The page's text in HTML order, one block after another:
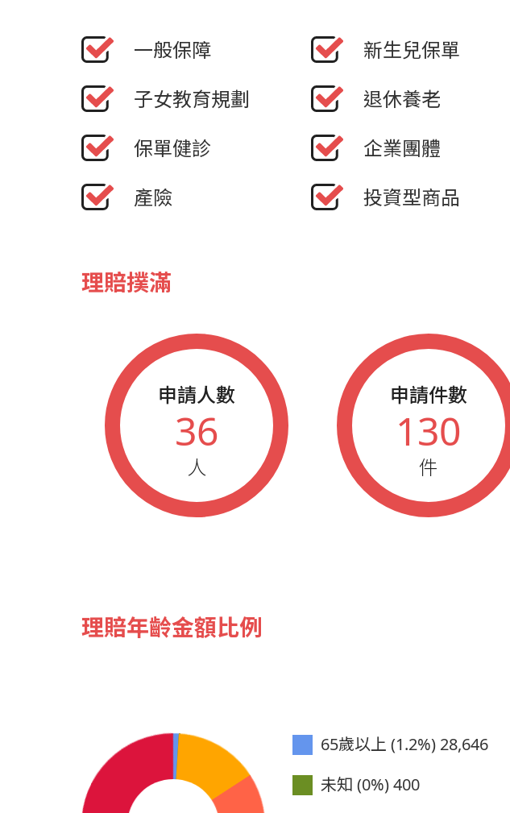
一般保障
新生兒保單
子女教育規劃
退休養老
保單健診
企業團體
產險
投資型商品
理賠撲滿
申請人數
36
人
申請件數
130
件
理賠年齡金額比例
65歲以上 (1.2%) 28,646
未知 (0%) 400